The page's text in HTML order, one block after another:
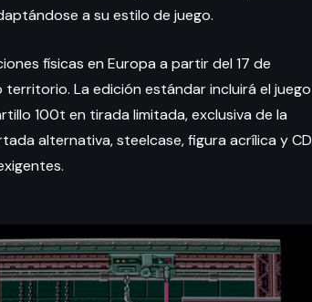
a su estilo de juego.
físicas en Europa a partir del 17 de
La edición estándar incluirá el juego
100t en tirada limitada, exclusiva de la
alternativa, steelcase, figura acrílica y CD